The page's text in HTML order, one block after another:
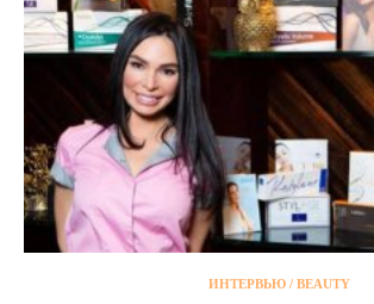
ИНТЕРВЬЮ / BEAUTY